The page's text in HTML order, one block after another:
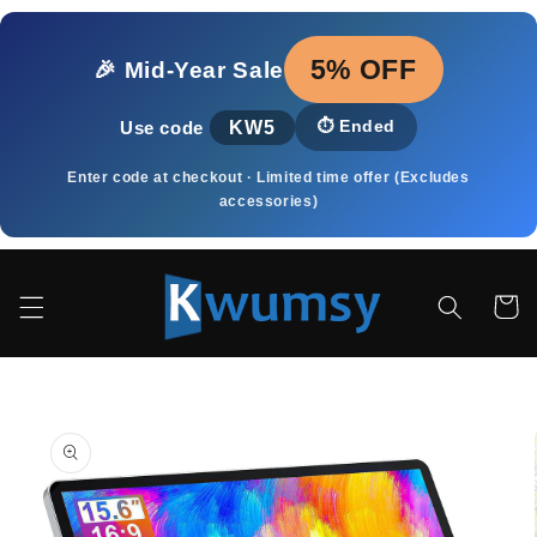
Ugrás a
🎉 Mid‑Year Sale
5% OFF
Use code KW5 ⏱️ Ended
Enter code at checkout · Limited time offer (Excludes
accessories)
Kosár
a